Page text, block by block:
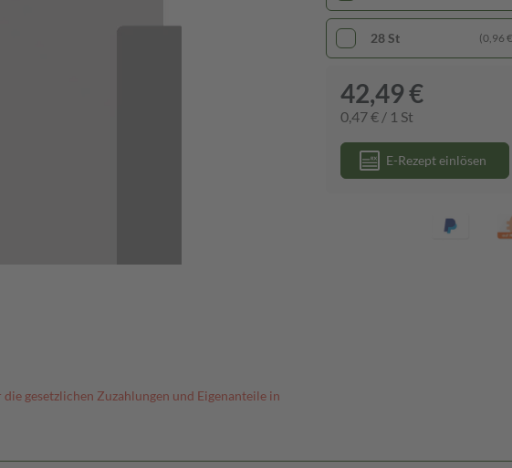
gesetzlichen Zuzahlungen und Eigenanteile in
28 St (0,96
42,49 €
0,47 € / 1 St
E-Rezept einlösen